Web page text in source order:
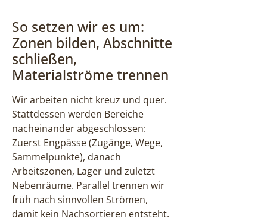
So setzen wir es um:
Zonen bilden, Abschnitte
schließen,
Materialströme trennen
Wir arbeiten nicht kreuz und quer.
Stattdessen werden Bereiche
nacheinander abgeschlossen:
Zuerst Engpässe (Zugänge, Wege,
Sammelpunkte), danach
Arbeitszonen, Lager und zuletzt
Nebenräume. Parallel trennen wir
früh nach sinnvollen Strömen,
damit kein Nachsortieren entsteht.